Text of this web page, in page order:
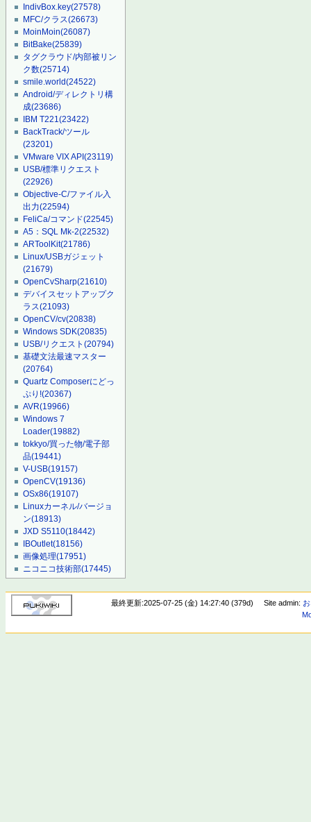
IndivBox.key(27578)
MFC/クラス(26673)
MoinMoin(26087)
BitBake(25839)
タグクラウド/内部被リン
ク数(25714)
smile.world(24522)
Android/ディレクトリ構
成(23686)
IBM T221(23422)
BackTrack/ツール
(23201)
VMware VIX API(23119)
USB/標準リクエスト
(22926)
Objective-C/ファイル入
出力(22594)
FeliCa/コマンド(22545)
A5：SQL Mk-2(22532)
ARToolKit(21786)
Linux/USBガジェット
(21679)
OpenCvSharp(21610)
デバイスセットアップク
ラス(21093)
OpenCV/cv(20838)
Windows SDK(20835)
USB/リクエスト(20794)
基礎文法最速マスター
(20764)
Quartz Composerにどっ
ぷり!(20367)
AVR(19966)
Windows 7
Loader(19882)
tokkyo/買った物/電子部
品(19441)
V-USB(19157)
OpenCV(19136)
OSx86(19107)
Linuxカーネル/バージョ
ン(18913)
JXD S5110(18442)
IBOutlet(18156)
画像処理(17951)
ニコニコ技術部(17445)
最終更新:2025-07-25 (金) 14:27:40 (379d) Site admin: